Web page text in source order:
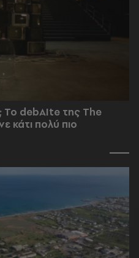
Το debAIte της The
κάτι πολύ πιο